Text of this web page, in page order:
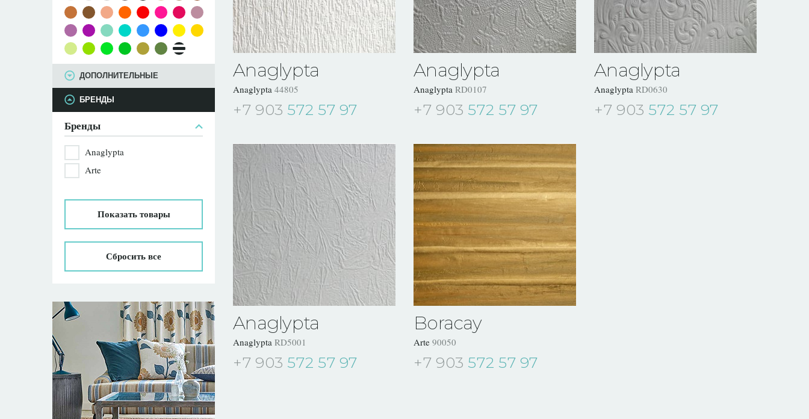
ДОПОЛНИТЕЛЬНЫЕ
БРЕНДЫ
Бренды
Anaglypta
Arte
Показатьтовары
Сбросить все
Anaglypta
Anaglypta 44805
+7 903 572 57 97
Anaglypta
Anaglypta RD0107
+7 903 572 57 97
Anaglypta
Anaglypta RD0630
+7 903 572 57 97
Anaglypta
Anaglypta RD5001
+7 903 572 57 97
Boracay
Arte 90050
+7 903 572 57 97